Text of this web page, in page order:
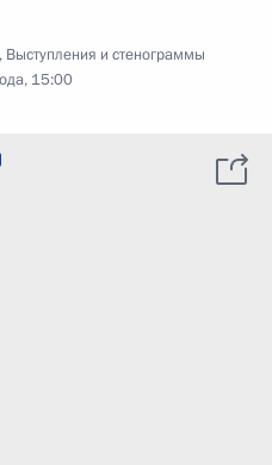
, Выступления и стенограммы
15:00